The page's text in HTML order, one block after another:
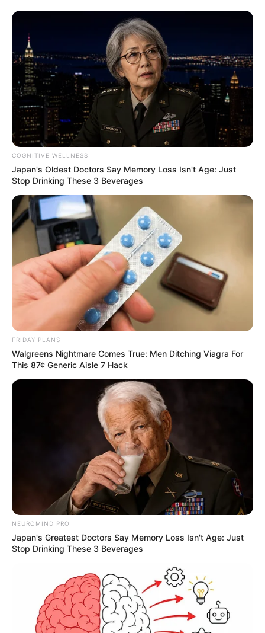
COGNITIVE WELLNESS
Japan's Oldest Doctors Say Memory Loss Isn't Age: Just
Stop Drinking These 3 Beverages
FRIDAY PLANS
Walgreens Nightmare Comes True: Men Ditching Viagra For
This 87¢ Generic Aisle 7 Hack
NEUROMIND PRO
Japan's Greatest Doctors Say Memory Loss Isn't Age: Just
Stop Drinking These 3 Beverages